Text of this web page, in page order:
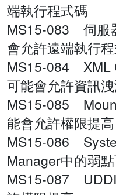
端執行程式碼
MS15-083 伺服
會允許遠端執行
MS15-084 XML
可能會允許資訊
MS15-085
能會允許權限提高
MS15-086
Manager中的弱
MS15-087